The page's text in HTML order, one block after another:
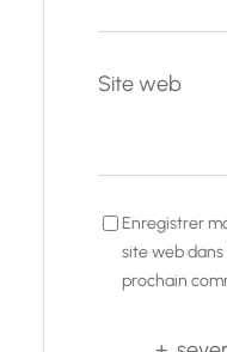
Site web
Enregistrer
site web
prochain